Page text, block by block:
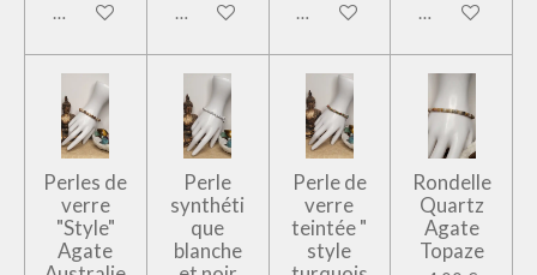
Ajouter au panierAjouter au panierAjouter au panierAjouter au
Perles de
verre
"Style"
Agate
Perle
synthéti
que
blanche
Perle de
verre
teintée "
style
Rondelle
Quartz
Agate
Topaze